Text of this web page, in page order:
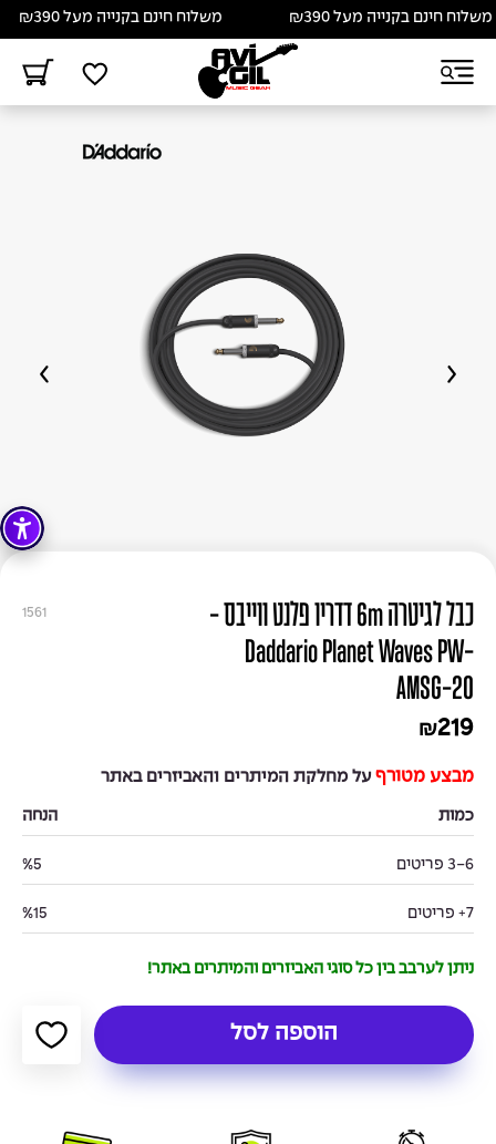
חינם בקנייה מעל ₪390 משלוח חינם בקנייה מעל ₪390
1561
כבל לגיטרה 6m דדריו פלנט ווייבס -
Daddario Planet Waves PW-
AMSG-20
₪219
מבצע מטורף על מחלקת המיתרים והאביזרים באתר
כמות הנחה
3-6 פריטים %5
7+ פריטים %15
ניתן לערבב בין כל סוגי האביזרים והמיתרים באתר!
הוספה לסל